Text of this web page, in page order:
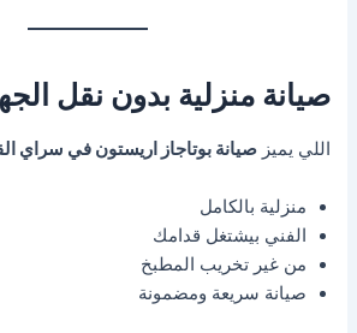
صيانة منزلية بدون نقل
اللي يميزصيانة بوتاجاز اريستون في سراي القبة
منزلية بالكامل
الفني بيشتغل قدامك
من غير تخريب المطبخ
صيانة سريعة ومضمونة